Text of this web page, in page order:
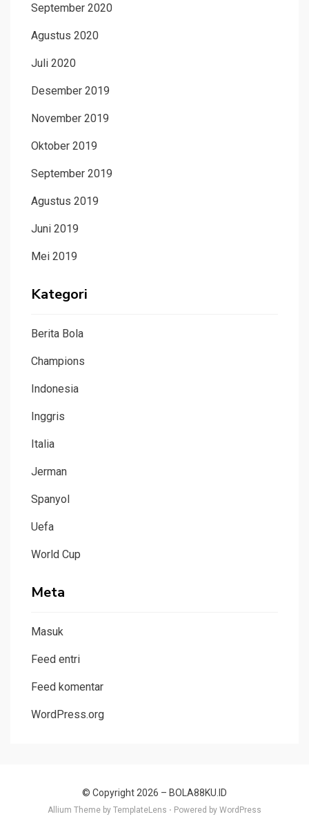
September 2020
Agustus 2020
Juli 2020
Desember 2019
November 2019
Oktober 2019
September 2019
Agustus 2019
Juni 2019
Mei 2019
Kategori
Berita Bola
Champions
Indonesia
Inggris
Italia
Jerman
Spanyol
Uefa
World Cup
Meta
Masuk
Feed entri
Feed komentar
WordPress.org
© Copyright 2026 – BOLA88KU.ID
Allium Theme by TemplateLens ⋅ Powered by WordPress